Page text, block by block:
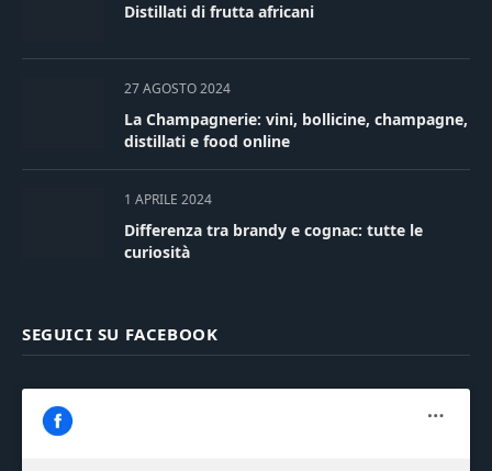
Distillati di frutta africani
27 AGOSTO 2024
La Champagnerie: vini, bollicine, champagne,
distillati e food online
1 APRILE 2024
Differenza tra brandy e cognac: tutte le
curiosità
SEGUICI SU FACEBOOK